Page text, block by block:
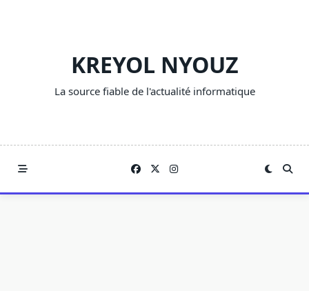
KREYOL NYOUZ
La source fiable de l'actualité informatique